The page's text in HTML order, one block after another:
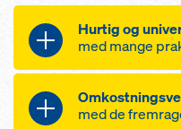
Hurtig og
med mange
praktisk
med de